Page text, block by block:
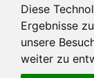
Diese
Ergebnisse
unsere
weiter zu